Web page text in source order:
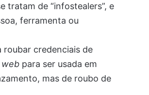
tratam de “infostealers”, e
ferramenta ou
roubar credenciais de
para ser usada em
mas de roubo de